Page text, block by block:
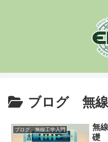
ブログ 無線
ブログ 無線工学入門
無
礎